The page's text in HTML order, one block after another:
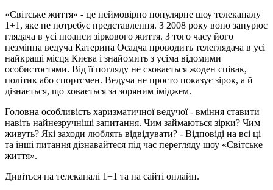
«Світське життя» - це неймовірно популярне шоу телеканалу
1+1, яке не потребує представлення. З 2008 року воно занурює
глядача в усі нюанси зіркового життя. З того часу його
незмінна ведуча Катерина Осадча проводить телеглядача в усі
найкращі місця Києва і знайомить з усіма відомими
особистостями. Від її погляду не сховається жоден співак,
політик або спортсмен. Ведуча не просто показує зірок, а й
дізнається, що ховається за зоряним іміджем.
Головна особливість харизматичної ведучої - вміння ставити
навіть найнезручніші запитання. Чим займаються зірки? Чим
живуть? Які заходи люблять відвідувати? - Відповіді на всі ці
та інші питання дізнавайтеся під час перегляду шоу «Світське
життя».
Дивіться на телеканалі 1+1 та на сайті онлайн.